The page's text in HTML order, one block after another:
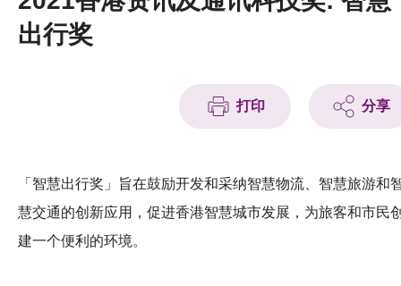
新闻中心
出行奖
打印 分享
「智慧出行奖」旨在鼓励开发和采纳智慧物流、智慧旅游和
慧交通的创新应用，促进香港智慧城市发展，为旅客和市民
建一个便利的环境。